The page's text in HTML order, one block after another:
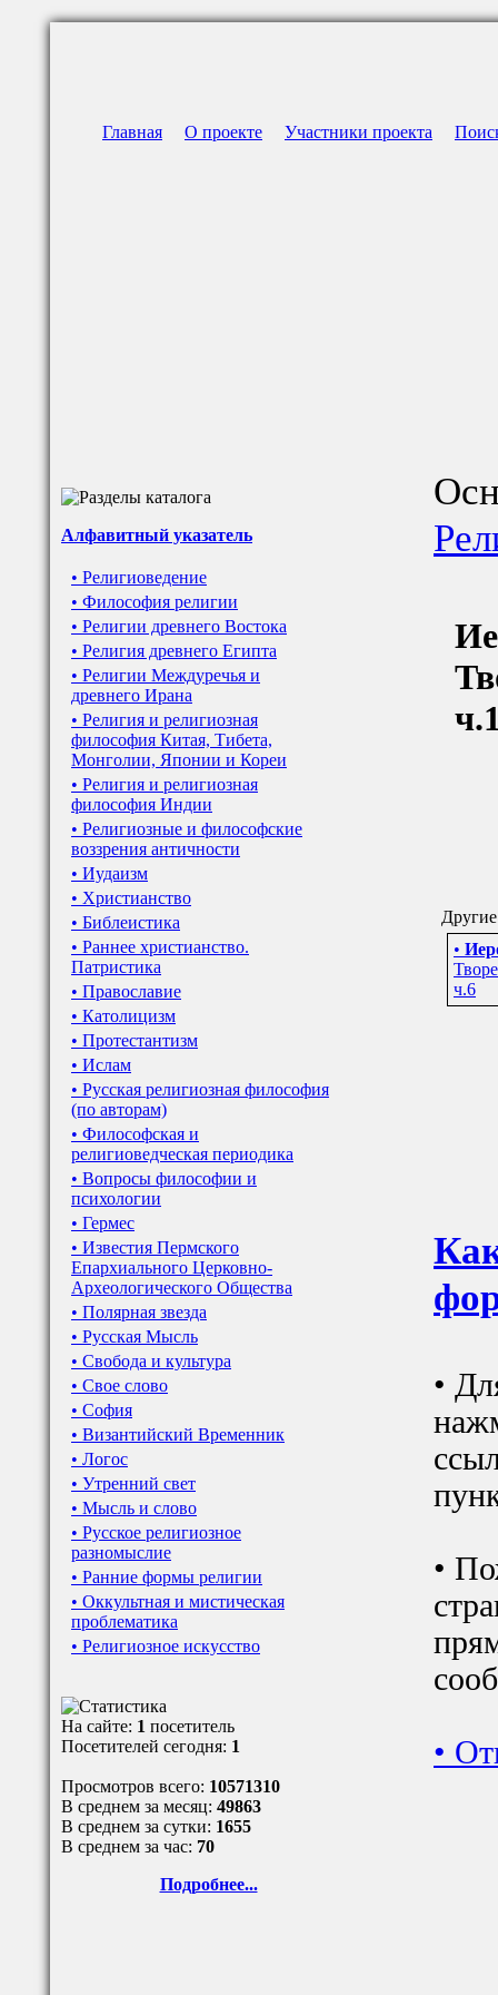
Главная О проекте Участники проекта
Алфавитный указатель
• Религиоведение
• Философия религии
• Религии древнего Востока
• Религия древнего Египта
• Религии Междуречья и
древнего Ирана
• Религия и религиозная
философия Китая, Тибета,
Монголии, Японии и Кореи
• Религия и религиозная
философия Индии
• Религиозные и философские
воззрения античности
• Иудаизм
• Христианство
• Библеистика
• Раннее христианство.
Патристика
• Православие
• Католицизм
• Протестантизм
• Ислам
• Русская религиозная философия
(по авторам)
• Философская и
религиоведческая периодика
• Вопросы философии и
психологии
• Гермес
• Известия Пермского
Епархиального Церковно-
Археологического Общества
• Полярная звезда
• Русская Мысль
• Свобода и культура
• Свое слово
• София
• Византийский Временник
• Логос
• Утренний свет
• Мысль и слово
• Русское религиозное
разномыслие
• Ранние формы религии
• Оккультная и мистическая
проблематика
• Религиозное искусство
На сайте: 1 посетитель
Посетителей сегодня: 1
Просмотров всего: 10571310
В среднем за месяц: 49863
В среднем за сутки: 1655
В среднем за час: 70
Подробнее...
•
ч.6
•
•
•